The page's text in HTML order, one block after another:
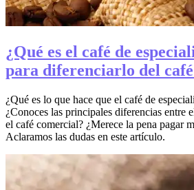
¿Qué es el café de
para diferenciarlo del
¿Qué es lo que hace que el café de
¿Conoces las principales diferencias entre
el café comercial? ¿Merece la pena pagar
Aclaramos las dudas en este artículo.